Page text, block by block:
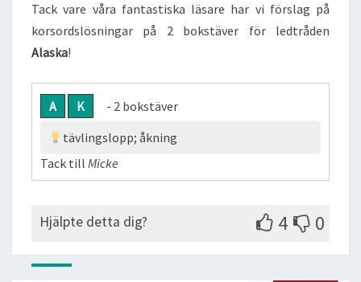
Tack vare våra fantastiska läsare har vi förslag på
korsordslösningar på 2 bokstäver för ledtråden
Alaska!
A K
- 2 bokstäver
tävlingslopp; åkning
Tack till Micke
Hjälpte detta dig? 4 0